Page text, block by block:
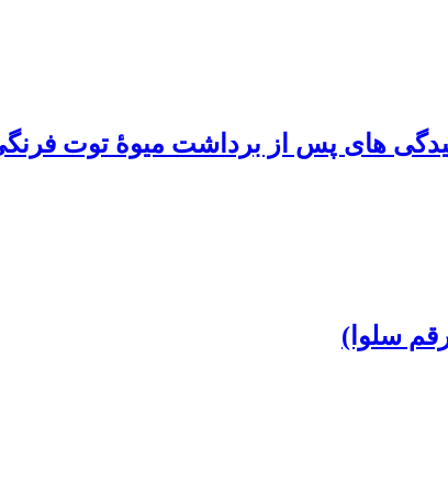
های پس از برداشت میوۀ توت
سلوا)